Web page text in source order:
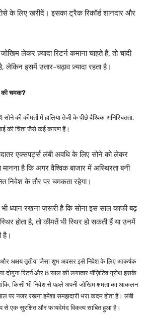
के लिए खरीदें। इसका ट्रैक रिकॉर्ड शानदार और
लेकर ज़्यादा रिटर्न कमाना चाहते हैं, तो चांदी
लेकिन इसमें उतार-चढ़ाव ज़्यादा रहता है।
की चमक?
की कीमतों में हालिया तेजी के पीछे वैश्विक अनिश्चितता,
की चिंता जैसे कई कारण हैं।
एक्सपर्ट्स लंबी अवधि के लिए सोने को लेकर
है कि अगर वैश्विक बाजार में अस्थिरता बनी
निवेश के तौर पर चमकता रहेगा।
भी ध्यान रखना ज़रूरी है कि सोना इस साल काफी बढ़
होता है, तो कीमतें भी स्थिर हो सकती हैं या उनमें
है।
और अक्षय तृतीया जैसा शुभ अवसर इसे निवेश के लिए आकर्षक
दोगुना रिटर्न और 8 साल की लगातार पॉज़िटिव ग्रोथ इसके
किसी भी निवेश से पहले अपनी जोखिम क्षमता का आकलन
पर नजर रखना हमेशा समझदारी भरा कदम होता है। लंबी
से एक सुरक्षित और फायदेमंद विकल्प साबित हुआ है।